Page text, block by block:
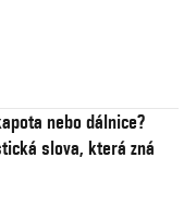
nebo dálnice?
slova, která zná